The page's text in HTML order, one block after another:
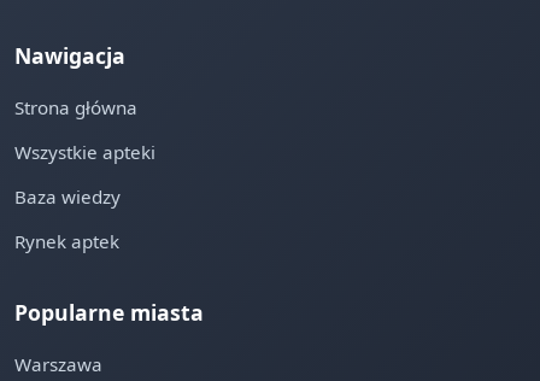
Nawigacja
Strona główna
Wszystkie apteki
Baza wiedzy
Rynek aptek
Popularne miasta
Warszawa